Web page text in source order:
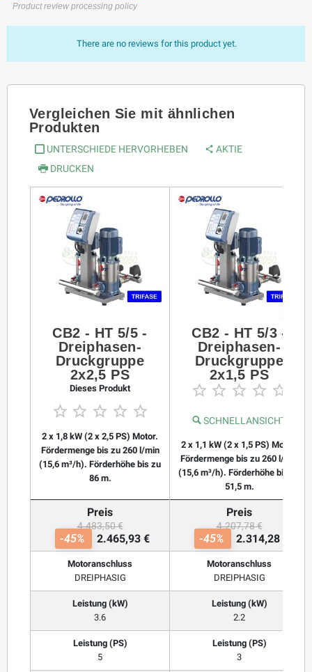
Product review processing policy
There are no reviews for this product yet.
Vergleichen Sie mit ähnlichen
Produkten
UNTERSCHIEDE HERVORHEBEN
AKTIE
DRUCKEN
CB2 - HT 5/5 -
Dreiphasen-
Druckgruppe
2x2,5 PS
Dieses Produkt
    
2 x 1,8 kW (2 x 2,5 PS) Motor.
Fördermenge bis zu 260 l/min
(15,6 m³/h). Förderhöhe bis zu
86 m.
CB2 - HT 5/3 -
Dreiphasen-
Druckgruppe
2x1,5 PS
    
SCHNELLANSICHT
2 x 1,1 kW (2 x 1,5 PS) Motor.
Fördermenge bis zu 260 l/min
(15,6 m³/h). Förderhöhe bis zu
51,5 m.
Preis
4.483,50 €
-45% 2.465,93 €
Preis
4.207,78 €
-45% 2.314,28 €
Motoranschluss
DREIPHASIG
Motoranschluss
DREIPHASIG
Leistung (kW)
3.6
Leistung (kW)
2.2
Leistung (PS)
5
Leistung (PS)
3